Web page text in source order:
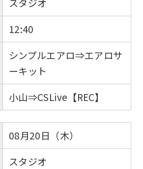
スタジオ
12:40
シンプルエアロ⇒エアロサ
ーキット
小山⇒CSLive【REC】
08月20日（木）
スタジオ